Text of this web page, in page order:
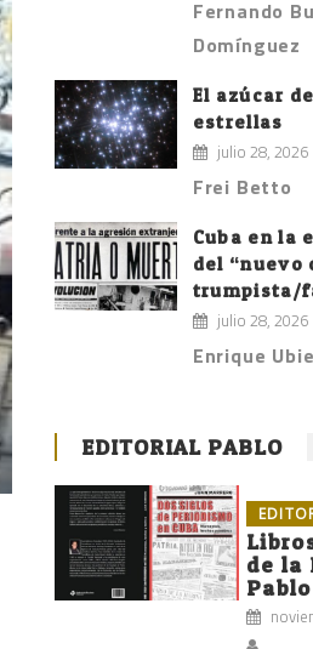
Fernando
Domínguez
El azúcar
estrellas
julio 28, 2026
Frei Betto
Cuba en la
del “nuevo
trumpista/
julio 28, 2026
Enrique
EDITORIAL PABLO
de la
Pablo